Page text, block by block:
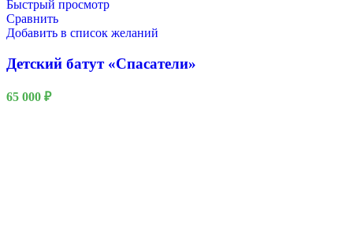
Быстрый просмотр
Сравнить
Добавить в список желаний
Детский батут «Спасатели»
65 000 ₽